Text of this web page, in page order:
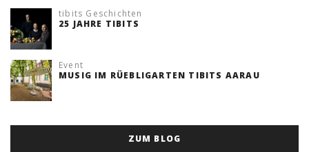
tibits Geschichten
25 JAHRE TIBITS
Event
MUSIG IM RÜEBLIGARTEN TIBITS AARAU
ZUM BLOG